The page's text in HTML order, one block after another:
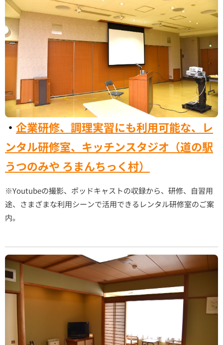
・ 企業研修、調理実習にも利用可能な、レ
ンタル研修室、キッチンスタジオ（道の駅
うつのみや ろまんちっく村）
※Youtubeの撮影、ポッドキャストの収録から、研修、自習用
途、さまざまな利用シーンで活用できるレンタル研修室のご案
内。